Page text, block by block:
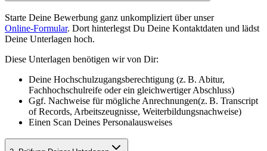
Starte Deine Bewerbung ganz unkompliziert über unser
Online‑Formular. Dort hinterlegst Du Deine Kontaktdaten und lädst
Deine Unterlagen hoch.
Diese Unterlagen benötigen wir von Dir:
Deine Hochschulzugangsberechtigung (z. B. Abitur,
Fachhochschulreife oder ein gleichwertiger Abschluss)
Ggf. Nachweise für mögliche Anrechnungen(z. B. Transcript
of Records, Arbeitszeugnisse, Weiterbildungsnachweise)
Einen Scan Deines Personalausweises